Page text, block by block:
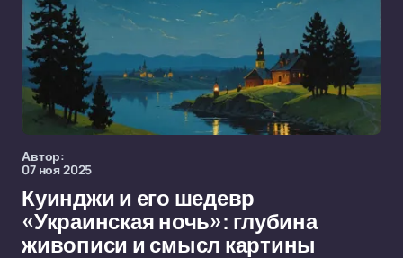
Автор:
07 ноя 2025
Куинджи и его шедевр
«Украинская ночь»: глубина
живописи и смысл картины